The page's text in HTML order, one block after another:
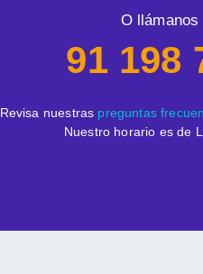
O llámanos
91 198
Revisa nuestras preguntas
Nuestro horario es de